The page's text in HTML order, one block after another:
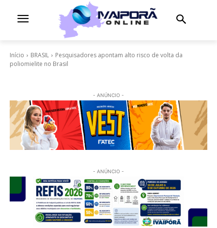
Início BRASIL
Pesquisadores apontam alto risco de volta da
poliomielite no Brasil
- ANÚNCIO -
- ANÚNCIO -